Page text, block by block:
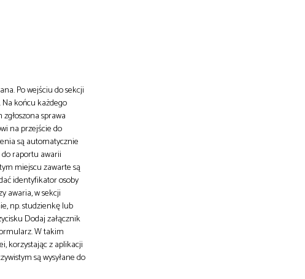
Po wejściu do sekcji
końcu każdego
sprawa
na przejście do
są automatycznie
raportu awarii
miejscu zawarte są
identyfikator osoby
awaria, w sekcji
np. studzienkę lub
Dodaj załącznik
W takim
korzystając z aplikacji
są wysyłane do